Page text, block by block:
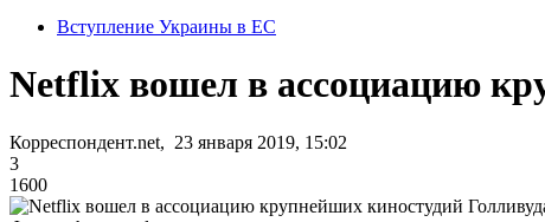
Вступление Украины в ЕС
Netflix вошел в ассоциацию
Корреспондент.net, 23 января 2019, 15:02
3
1600